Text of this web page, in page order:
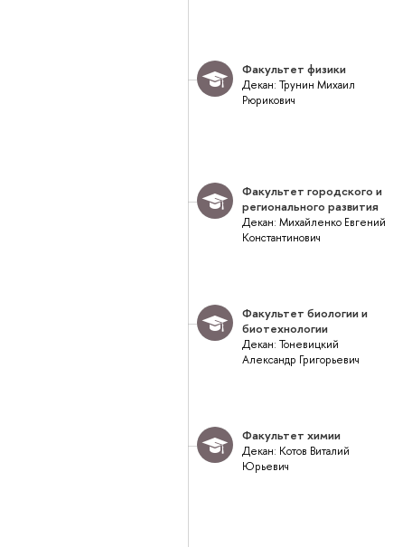
Факультет физики
Декан: Трунин Михаил
Рюрикович
Факультет городского и
регионального развития
Декан: Михайленко Евгений
Константинович
Факультет биологии и
биотехнологии
Декан: Тоневицкий
Александр Григорьевич
Факультет химии
Декан: Котов Виталий
Юрьевич